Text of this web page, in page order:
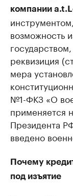
компании
возможность
реквизиция
мера
№1-ФКЗ «О
применяется
Президента
введено
Почему
под изъятие